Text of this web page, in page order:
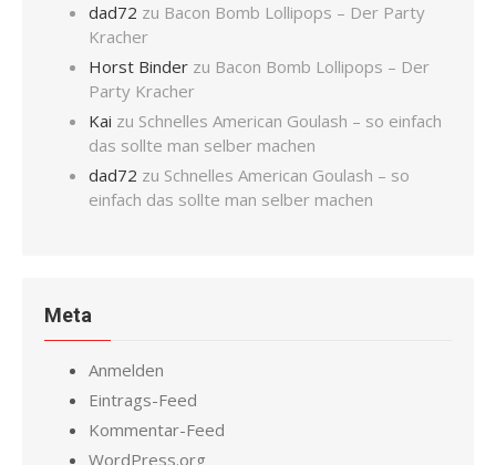
dad72 zu Bacon Bomb Lollipops – Der Party
Kracher
Horst Binder zu Bacon Bomb Lollipops – Der
Party Kracher
Kai zu Schnelles American Goulash – so einfach
das sollte man selber machen
dad72 zu Schnelles American Goulash – so
einfach das sollte man selber machen
Meta
Anmelden
Eintrags-Feed
Kommentar-Feed
WordPress.org